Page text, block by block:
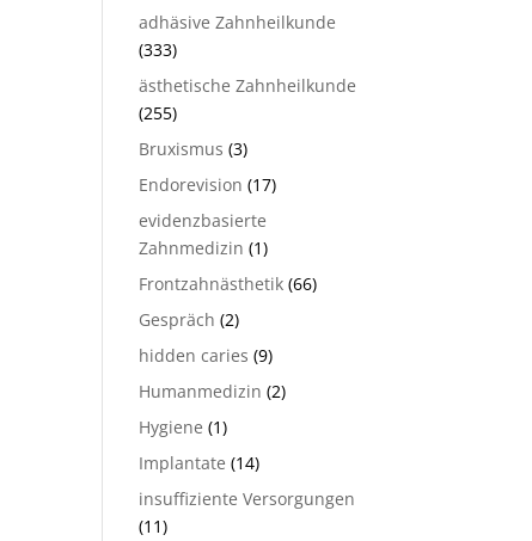
adhäsive Zahnheilkunde
(333)
ästhetische Zahnheilkunde
(255)
Bruxismus (3)
Endorevision (17)
evidenzbasierte
Zahnmedizin (1)
Frontzahnästhetik (66)
Gespräch (2)
hidden caries (9)
Humanmedizin (2)
Hygiene (1)
Implantate (14)
insuffiziente Versorgungen
(11)